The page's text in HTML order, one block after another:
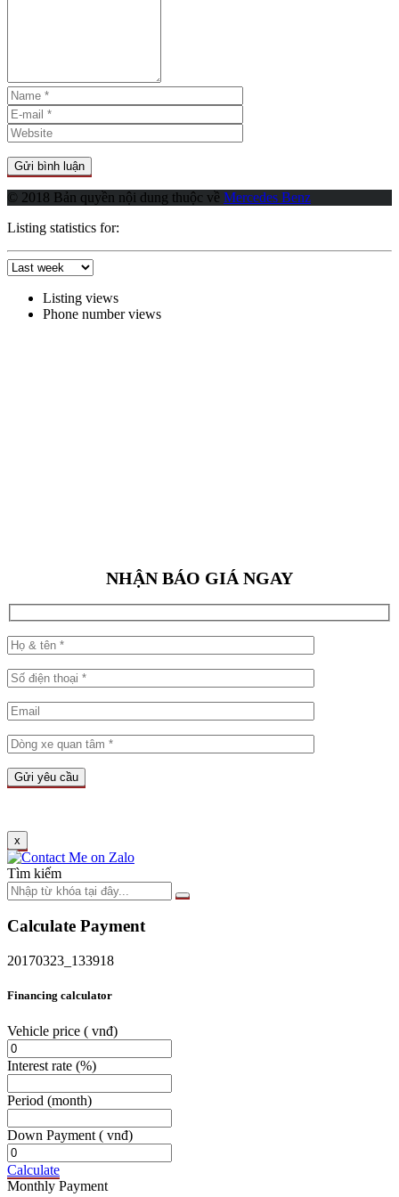
© 2018 Bản quyền nội dung thuộc về Mercedes Benz
Listing statistics for:
Listing views
Phone number views
NHẬN BÁO GIÁ NGAY
x
Tìm kiếm
Calculate Payment
20170323_133918
Financing calculator
Vehicle price ( vnđ)
Interest rate (%)
Period (month)
Down Payment ( vnđ)
Calculate
Monthly Payment